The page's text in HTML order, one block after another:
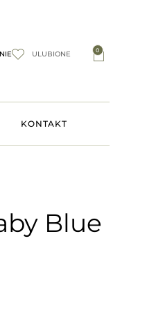
ULUBIONE 0
KONTAKT
Blue